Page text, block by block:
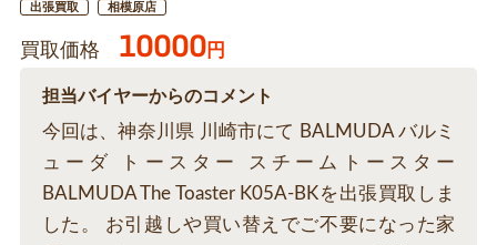
出張買取 相模原店
買取価格 10000円
担当バイヤーからのコメント
今回は、神奈川県 川崎市にて BALMUDA バルミ
ューダ トースター スチームトースター
BALMUDA The Toaster K05A-BKを出張買取しま
した。 お引越しや買い替えでご不要になった家